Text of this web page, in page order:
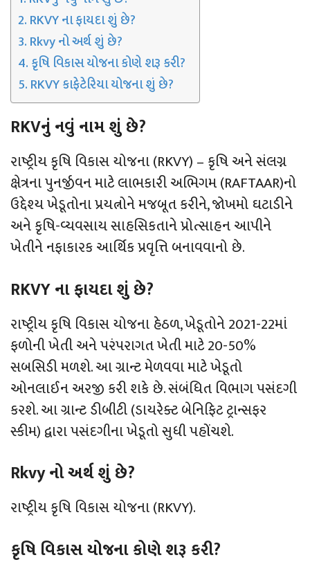
RKVY ના ફાયદા શું છે?
Rkvy નો અર્થ શું છે?
કૃષિ વિકાસ યોજના કોણે શરૂ કરી?
RKVY કાફેટેરિયા યોજના શું છે?
RKVનું નવું નામ શું છે?
રાષ્ટ્રીય કૃષિ વિકાસ યોજના (RKVY) – કૃષિ અને સંલગ્ન
ક્ષેત્રના પુનર્જીવન માટે લાભકારી અભિગમ (RAFTAAR)નો
ઉદ્દેશ્ય ખેડૂતોના પ્રયત્નોને મજબૂત કરીને, જોખમો ઘટાડીને
અને કૃષિ-વ્યવસાય સાહસિકતાને પ્રોત્સાહન આપીને
ખેતીને નફાકારક આર્થિક પ્રવૃત્તિ બનાવવાનો છે.
RKVY ના ફાયદા શું છે?
રાષ્ટ્રીય કૃષિ વિકાસ યોજના હેઠળ, ખેડૂતોને 2021-22માં
ફળોની ખેતી અને પરંપરાગત ખેતી માટે 20-50%
સબસિડી મળશે. આ ગ્રાન્ટ મેળવવા માટે ખેડૂતો
ઓનલાઈન અરજી કરી શકે છે. સંબંધિત વિભાગ પસંદગી
કરશે. આ ગ્રાન્ટ ડીબીટી (ડાયરેક્ટ બેનિફિટ ટ્રાન્સફર
સ્કીમ) દ્વારા પસંદગીના ખેડૂતો સુધી પહોંચશે.
Rkvy નો અર્થ શું છે?
રાષ્ટ્રીય કૃષિ વિકાસ યોજના (RKVY).
કૃષિ વિકાસ યોજના કોણે શરૂ કરી?